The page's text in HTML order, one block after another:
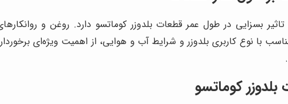
تاثیر بسزایی در طول عمر قطعات بلدوزر کوماتسو دارد. روغن و
با نوع کاربری بلدوزر و شرایط آب و هوایی، از اهمیت ویژه‌ای
کوماتسو